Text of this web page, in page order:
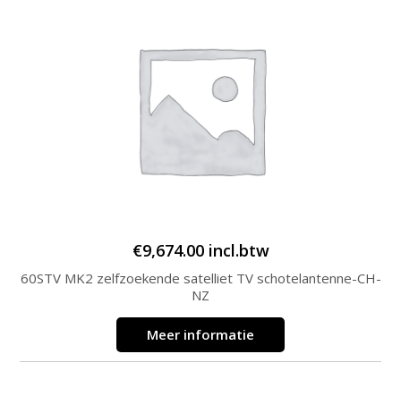
€9,674.00 incl.btw
60STV MK2 zelfzoekende satelliet TV schotelantenne-CH-
NZ
Meer informatie